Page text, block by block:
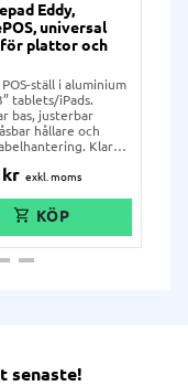
Eddy,
universal
plattor och
ställ i aluminium
tablets/iPads.
bas, justerbar
hållare och
Klar
kr
senaste!